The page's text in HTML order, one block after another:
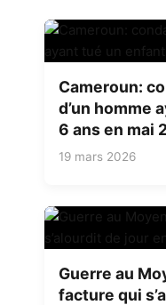
Cameroun:
d’un homme
6 ans en mai
19 mars 2026
Guerre au
facture qui